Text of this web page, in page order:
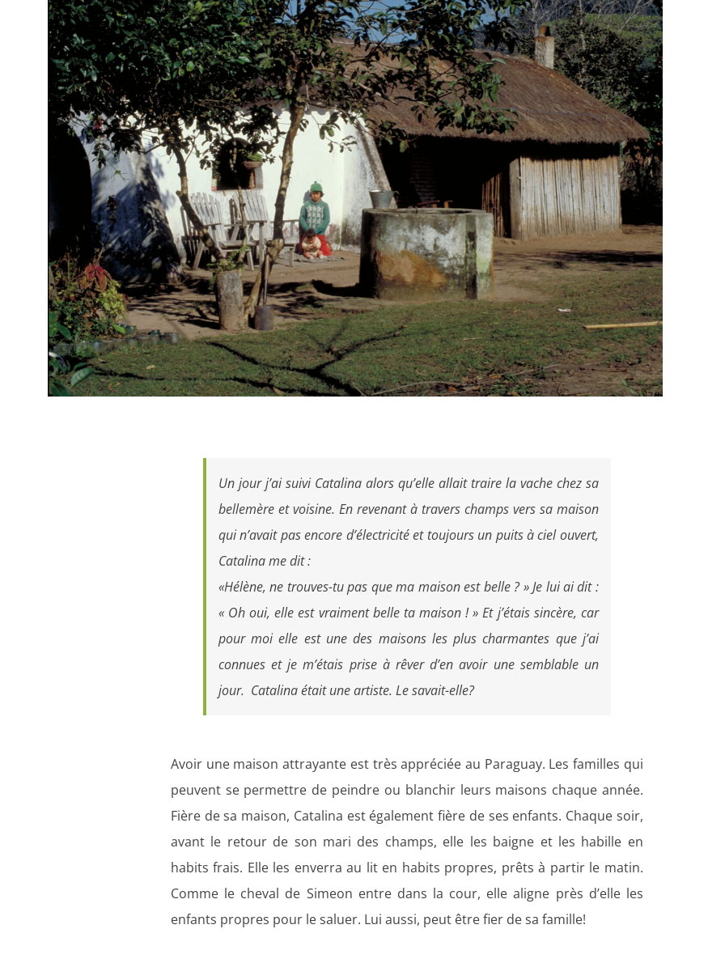
Un jour j’ai suivi Catalina alors qu’elle allait traire la vache chez sa
bellemère et voisine. En revenant à travers champs vers sa maison
qui n’avait pas encore d’électricité et toujours un puits à ciel ouvert,
Catalina me dit :
«Hélène, ne trouves-tu pas que ma maison est belle ? » Je lui ai dit :
« Oh oui, elle est vraiment belle ta maison ! » Et j’étais sincère, car
pour moi elle est une des maisons les plus charmantes que j’ai
connues et je m’étais prise à rêver d’en avoir une semblable un
jour. Catalina était une artiste. Le savait-elle?
Avoir une maison attrayante est très appréciée au Paraguay. Les familles qui
peuvent se permettre de peindre ou blanchir leurs maisons chaque année.
Fière de sa maison, Catalina est également fière de ses enfants. Chaque soir,
avant le retour de son mari des champs, elle les baigne et les habille en
habits frais. Elle les enverra au lit en habits propres, prêts à partir le matin.
Comme le cheval de Simeon entre dans la cour, elle aligne près d’elle les
enfants propres pour le saluer. Lui aussi, peut être fier de sa famille!